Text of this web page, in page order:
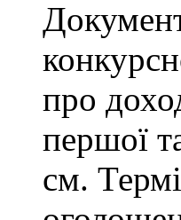
про
першої
см.